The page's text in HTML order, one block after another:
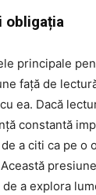
obligația
principale
față de
ea. Dacă
constantă
a citi ca pe o
a explora